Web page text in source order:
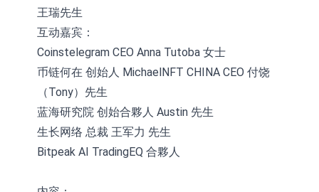
王瑞先生
互动嘉宾：
Coinstelegram CEO Anna Tutoba 女士
币链何在 创始人 MichaelNFT CHINA CEO 付饶
（Tony）先生
蓝海研究院 创始合夥人 Austin 先生
生长网络 总裁 王军力 先生
Bitpeak AI TradingEQ 合夥人